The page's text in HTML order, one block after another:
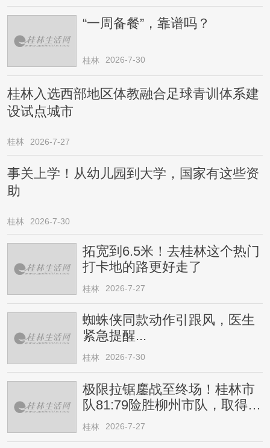
“一周备餐”，靠谱吗？
桂林 2026-7-30
桂林入选西部地区体教融合足球青训体系建
设试点城市
桂林 2026-7-27
事关上学！从幼儿园到大学，国家有这些资
助
桂林 2026-7-30
拓宽到6.5米！去桂林这个热门
打卡地的路更好走了
桂林 2026-7-27
蜘蛛侠同款动作引跟风，医生
紧急提醒...
桂林 2026-7-30
极限拉锯鏖战至终场！桂林市
队81:79险胜柳州市队，取得四
连胜
桂林 2026-7-27